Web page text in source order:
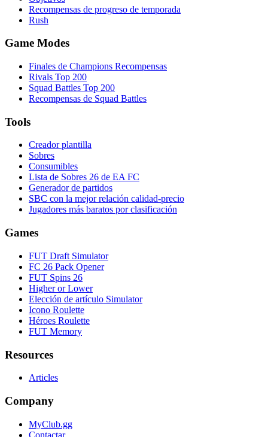
Recompensas de progreso de temporada
Rush
Game Modes
Finales de Champions Recompensas
Rivals Top 200
Squad Battles Top 200
Recompensas de Squad Battles
Tools
Creador plantilla
Sobres
Consumibles
Lista de Sobres 26 de EA FC
Generador de partidos
SBC con la mejor relación calidad-precio
Jugadores más baratos por clasificación
Games
FUT Draft Simulator
FC 26 Pack Opener
FUT Spins 26
Higher or Lower
Elección de artículo Simulator
Icono Roulette
Héroes Roulette
FUT Memory
Resources
Articles
Company
MyClub.gg
Contactar